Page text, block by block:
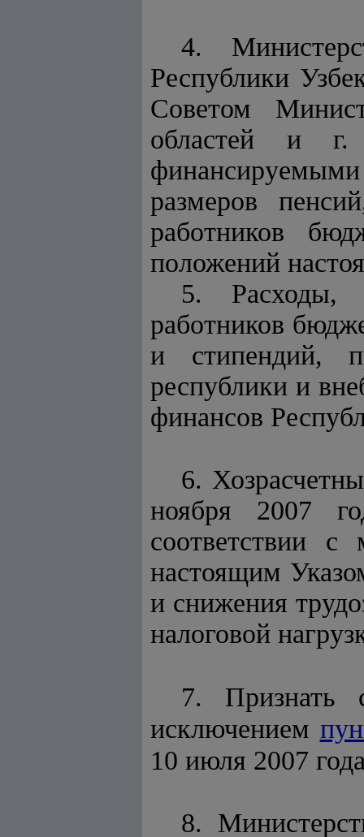
4.
Республики
Советом
областей и г.
финансируемыми
размеров
работников
положений
5. Расходы,
работников
и стипендий,
республики и
финансов
6.
ноября 2007
соответствии с
настоящим
и снижения
налоговой
7. Признать
исключением
10 июля 2007
8.